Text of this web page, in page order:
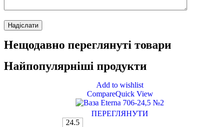
Нещодавно переглянуті товари
Найпопулярніші продукти
Add to wishlist
CompareQuick View
ПЕРЕГЛЯНУТИ
24.5